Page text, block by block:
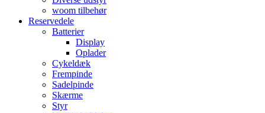
woom tilbehør
Reservedele
Batterier
Display
Oplader
Cykeldæk
Frempinde
Sadelpinde
Skærme
Styr